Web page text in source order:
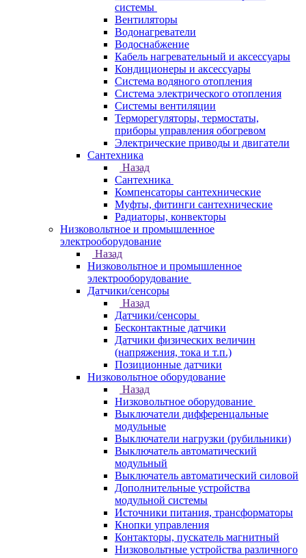
системы
Вентиляторы
Водонагреватели
Водоснабжение
Кабель нагревательный и аксессуары
Кондиционеры и аксессуары
Система водяного отопления
Система электрического отопления
Системы вентиляции
Терморегуляторы, термостаты,
приборы управления обогревом
Электрические приводы и двигатели
Сантехника
Назад
Сантехника
Компенсаторы сантехнические
Муфты, фитинги сантехнические
Радиаторы, конвекторы
Низковольтное и промышленное
электрооборудование
Назад
Низковольтное и промышленное
электрооборудование
Датчики/сенсоры
Назад
Датчики/сенсоры
Бесконтактные датчики
Датчики физических величин
(напряжения, тока и т.п.)
Позиционные датчики
Низковольтное оборудование
Назад
Низковольтное оборудование
Выключатели дифференцальные
модульные
Выключатели нагрузки (рубильники)
Выключатель автоматический
модульный
Выключатель автоматический силовой
Дополнительные устройства
модульной системы
Источники питания, трансформаторы
Кнопки управления
Контакторы, пускатель магнитный
Низковольтные устройства различного